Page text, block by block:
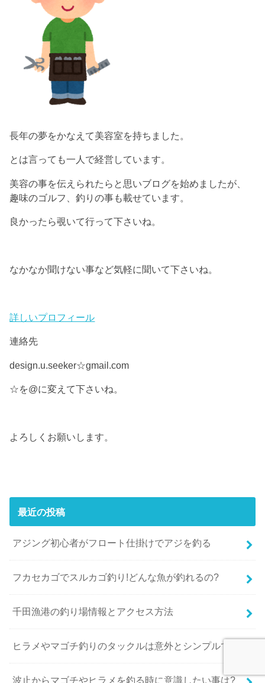
長年の夢をかなえて美容室を持ちました。
とは言っても一人で経営しています。
美容の事を伝えられたらと思いブログを始めましたが、
趣味のゴルフ、釣りの事も載せています。
良かったら覗いて行って下さいね。
なかなか聞けない事など気軽に聞いて下さいね。
詳しいプロフィール
連絡先
design.u.seeker☆gmail.com
☆を@に変えて下さいね。
よろしくお願いします。
最近の投稿
アジング初心者がフロート仕掛けでアジを釣る
フカセカゴでスルカゴ釣り!どんな魚が釣れるの?
千田漁港の釣り場情報とアクセス方法
ヒラメやマゴチ釣りのタックルは意外とシンプルです
波止からマゴチやヒラメを釣る時に意識したい事は?